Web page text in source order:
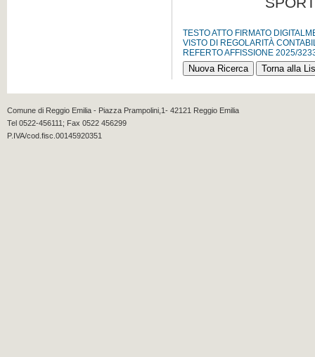
TESTO ATTO FIRMATO
VISTO DI REGOLARITÀ
REFERTO AFFISSIONE 2025/
Comune di Reggio Emilia - Piazza Prampolini,1- 42121 Reggio Emilia
Tel 0522-456111; Fax 0522 456299
P.IVA/cod.fisc.00145920351